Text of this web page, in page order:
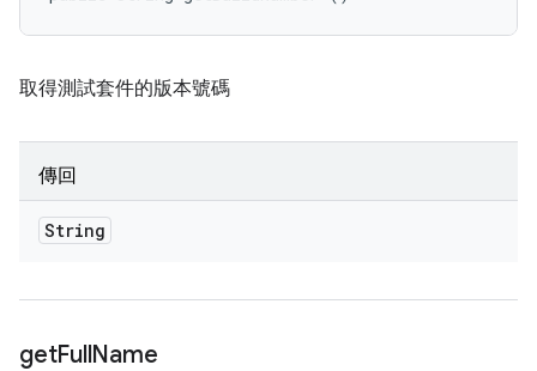
取得測試套件的版本號碼
傳回
String
getFullName